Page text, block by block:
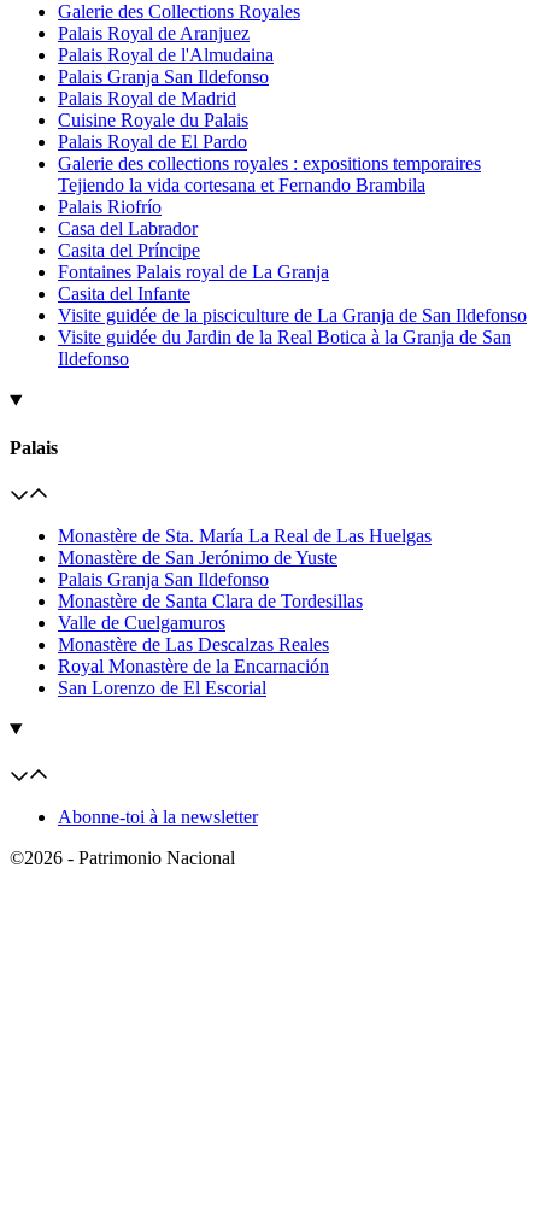
Galerie des Collections Royales
Palais Royal de Aranjuez
Palais Royal de l'Almudaina
Palais Granja San Ildefonso
Palais Royal de Madrid
Cuisine Royale du Palais
Palais Royal de El Pardo
Galerie des collections royales : expositions temporaires
Tejiendo la vida cortesana et Fernando Brambila
Palais Riofrío
Casa del Labrador
Casita del Príncipe
Fontaines Palais royal de La Granja
Casita del Infante
Visite guidée de la pisciculture de La Granja de San Ildefonso
Visite guidée du Jardin de la Real Botica à la Granja de San
Ildefonso
Palais
Monastère de Sta. María La Real de Las Huelgas
Monastère de San Jerónimo de Yuste
Palais Granja San Ildefonso
Monastère de Santa Clara de Tordesillas
Valle de Cuelgamuros
Monastère de Las Descalzas Reales
Royal Monastère de la Encarnación
San Lorenzo de El Escorial
Abonne-toi à la newsletter
©2026 - Patrimonio Nacional